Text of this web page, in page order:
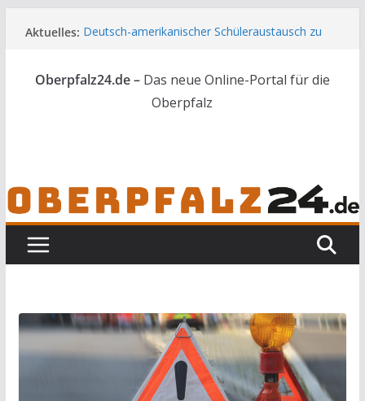
Inhalt
Aktuelles: Deutsch-amerikanischer Schüleraustausch zu
Unbekannte versuchen in Gebäude in Reuth
einzubrechen
Audi prallt gegen Brückengeländer in Weiden
Oberpfalz24.de – Das neue Online-Portal für die
Oberpfalz